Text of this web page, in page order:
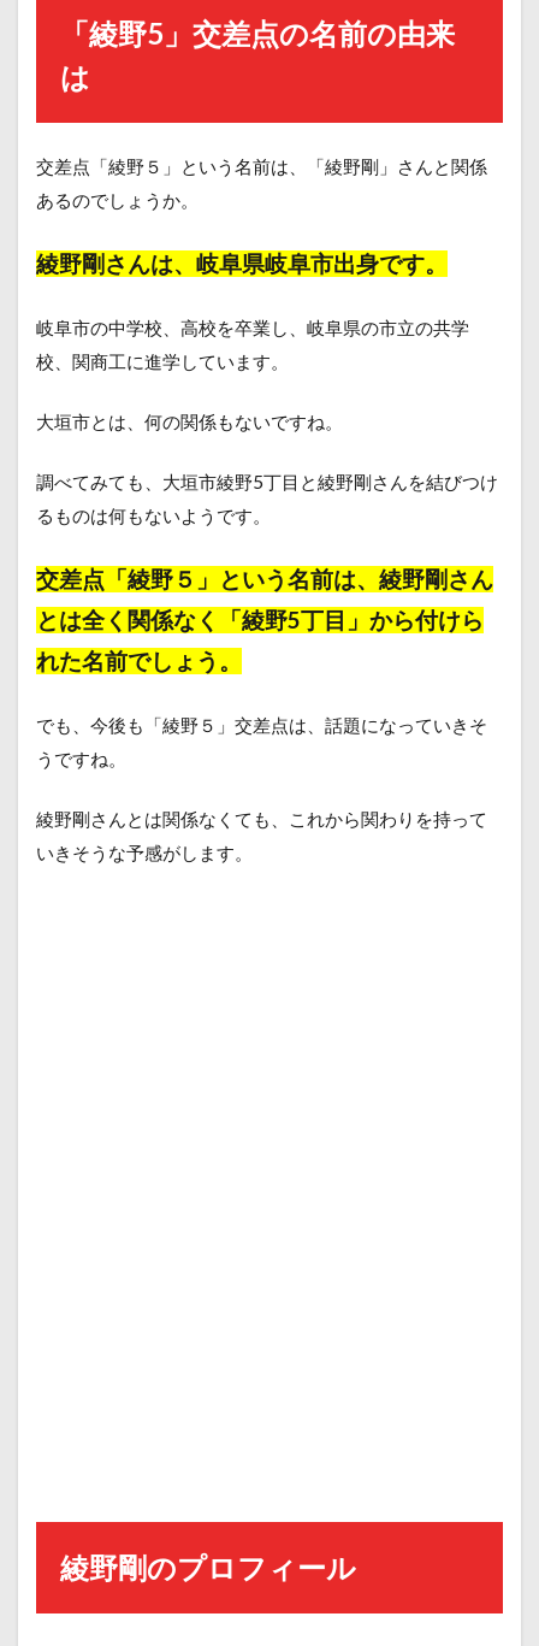
「綾野5」交差点の名前の由来
は
交差点「綾野５」という名前は、「綾野剛」さんと関係
あるのでしょうか。
綾野剛さんは、岐阜県岐阜市出身です。
岐阜市の中学校、高校を卒業し、岐阜県の市立の共学
校、関商工に進学しています。
大垣市とは、何の関係もないですね。
調べてみても、大垣市綾野5丁目と綾野剛さんを結びつけ
るものは何もないようです。
交差点「綾野５」という名前は、綾野剛さん
とは全く関係なく「綾野5丁目」から付けら
れた名前でしょう。
でも、今後も「綾野５」交差点は、話題になっていきそ
うですね。
綾野剛さんとは関係なくても、これから関わりを持って
いきそうな予感がします。
綾野剛のプロフィール